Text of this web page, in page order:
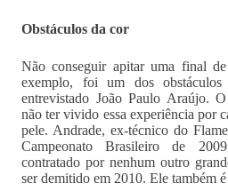
Obstáculos da cor
Não conseguir apitar uma final
exemplo, foi um dos obstáculos
entrevistado João Paulo Araújo.
não ter vivido essa experiência por
pele. Andrade, ex-técnico do
Campeonato Brasileiro de
contratado por nenhum outro
ser demitido em 2010. Ele também